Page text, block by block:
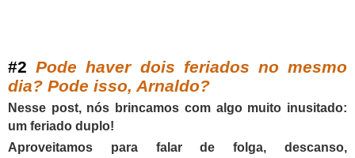
#2 Pode haver dois feriados no mesmo
dia? Pode isso, Arnaldo?
Nesse post, nós brincamos com algo muito inusitado:
um feriado duplo!
Aproveitamos para falar de folga, descanso,